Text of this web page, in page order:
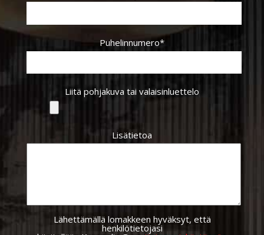
Puhelinnumero*
Liitä pohjakuva tai valaisinluettelo
Lisätietoa
Lähettämällä lomakkeen hyväksyt, että
henkilötietojasi